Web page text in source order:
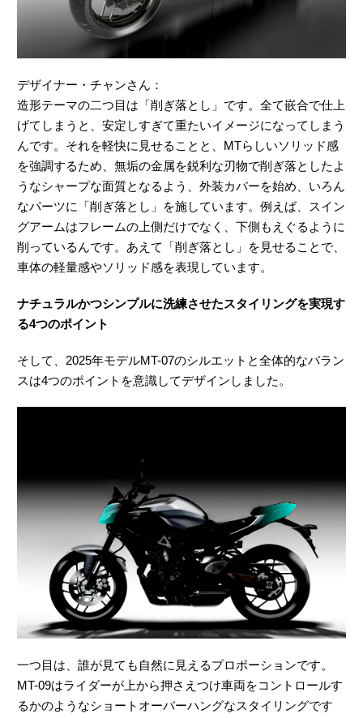
デザイナー・チャンさん：
造形テーマの二つ目は「削ぎ落とし」です。全て嵌合で仕上
げてしまうと、安定しすぎて重たいイメージになってしまう
んです。それを軽快に見せることと、MTらしいソリッド感
を強調するため、無垢の金属を鋭利な刃物で削ぎ落としたよ
うなシャープな面質となるよう、外装カバーを始め、いろん
なパーツに「削ぎ落とし」を施しています。例えば、スイン
グアームはフレームの上側だけでなく、下側もえぐるように
削っているんです。あえて「削ぎ落とし」を見せることで、
車体の軽量感やソリッド感を表現しています。
ナチュラルかつシンプルに洗練させたスタイリングを実現す
る4つのポイント
そして、2025年モデルMT-07のシルエットと全体的なバラン
スは4つのポイントを意識してデザインしました。
一つ目は、誰が見ても自然に見えるプロポーションです。
MT-09はライダーが上から押さえつけ車両をコントロールす
るかのようなショートオーバーハングなスタイリングです